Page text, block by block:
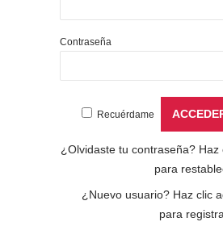
Contraseña
Recuérdame
¿Olvidaste tu contraseña? Haz
para
¿Nuevo usuario? Haz clic
para